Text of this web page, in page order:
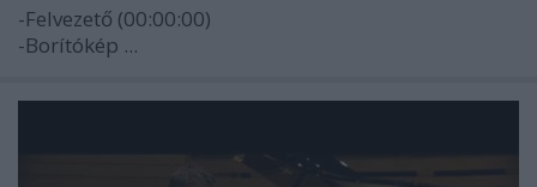
-Felvezető (00:00:00)
-Borítókép ...